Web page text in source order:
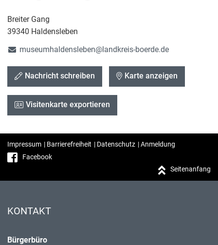
Breiter Gang
39340 Haldensleben
museumhaldensleben@landkreis-boerde.de
Nachricht schreiben Karte anzeigen
Visitenkarte exportieren
Impressum | Barrierefreiheit | Datenschutz |Anmeldung
Facebook
Seitenanfang
KONTAKT
Bürgerbüro